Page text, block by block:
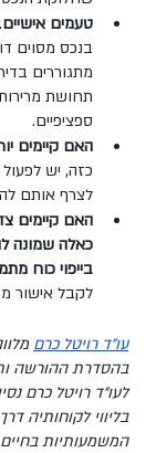
טעמים אישיים
בנכס מסוים
מתגוררים
תחושת
ספציפיים.
האם קיימים
כזה, יש
לצרף אותם
האם קיימים
כאלה שמונה
בייפוי כוח
לקבל אישור
עו"ד רויטל כרם
בהסדרת ההורשה
בליווי לקוחותיה
המשמעותיות